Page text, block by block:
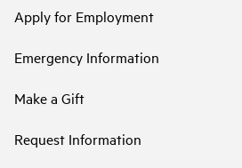
Apply for Employment
Emergency Information
Make a Gift
Request Information